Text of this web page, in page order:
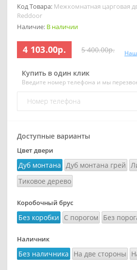
Код Товара: Межкомнатная царговая
Reddoor
Наличие: В наличии
4 103.00р. 5 400.00р.
Купить в один клик
Введите номер телефона и мы
Доступные варианты
Цвет двери
Дуб монтана Дуб монтана грей
Тиковое дерево
Коробочный брус
Без коробки С порогом Без
Наличник
Без наличника На две стороны